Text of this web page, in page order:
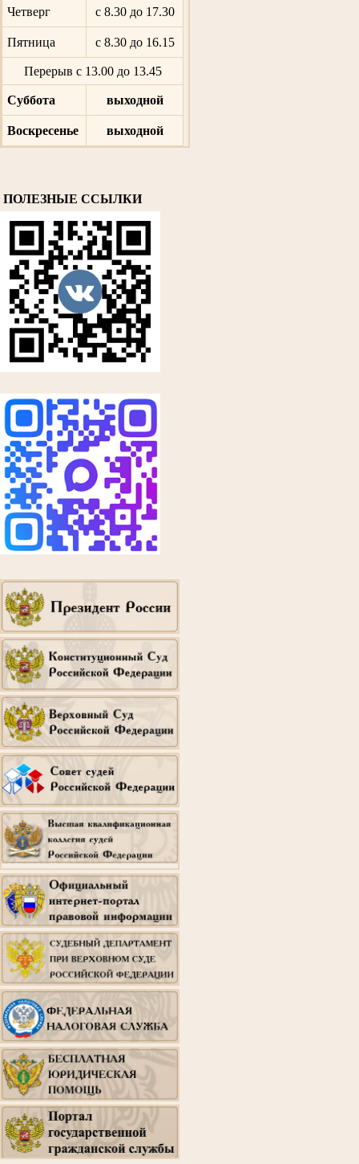
Четверг с 8.30 до 17.30
Пятница с 8.30 до 16.15
Перерыв с 13.00 до 13.45
Суббота выходной
Воскресенье выходной
ПОЛЕЗНЫЕ ССЫЛКИ